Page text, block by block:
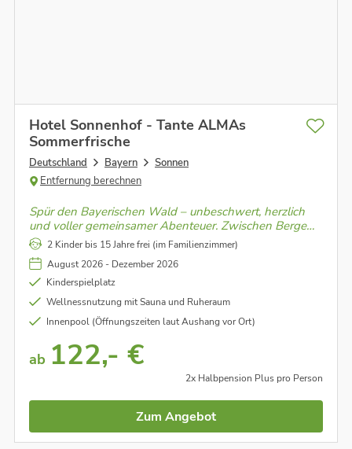
Hotel Sonnenhof - Tante ALMAs
Sommerfrische
Deutschland Bayern
Sonnen
Entfernung berechnen
Spür den Bayerischen Wald – unbeschwert, herzlich
und voller gemeinsamer Abenteuer. Zwischen Bergen
und Wiesen erlebst Du mit Deiner Familie echte
Wohlfühlmomente und die pure Lust am Draußensein.
2 Kinder bis 15 Jahre frei (im Familienzimmer)
August 2026 - Dezember 2026
Kinderspielplatz
Wellnessnutzung mit Sauna und Ruheraum
Innenpool (Öffnungszeiten laut Aushang vor Ort)
ab 122,- €
2x Halbpension Plus pro Person
Zum Angebot